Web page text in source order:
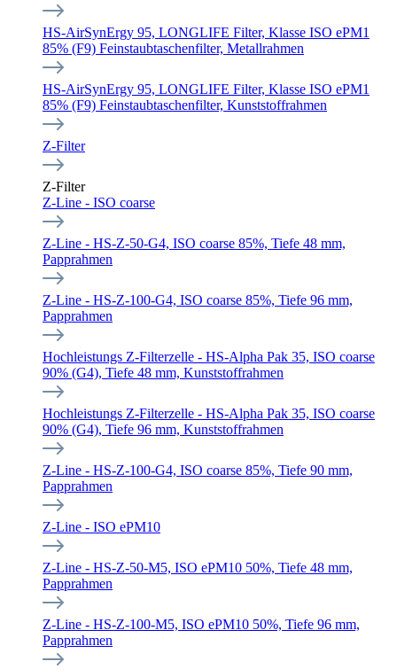
HS-AirSynErgy 95, LONGLIFE Filter, Klasse ISO ePM1
85% (F9) Feinstaubtaschenfilter, Metallrahmen
HS-AirSynErgy 95, LONGLIFE Filter, Klasse ISO ePM1
85% (F9) Feinstaubtaschenfilter, Kunststoffrahmen
Z-Filter
Z-Filter
Z-Line - ISO coarse
Z-Line - HS-Z-50-G4, ISO coarse 85%, Tiefe 48 mm,
Papprahmen
Z-Line - HS-Z-100-G4, ISO coarse 85%, Tiefe 96 mm,
Papprahmen
Hochleistungs Z-Filterzelle - HS-Alpha Pak 35, ISO coarse
90% (G4), Tiefe 48 mm, Kunststoffrahmen
Hochleistungs Z-Filterzelle - HS-Alpha Pak 35, ISO coarse
90% (G4), Tiefe 96 mm, Kunststoffrahmen
Z-Line - HS-Z-100-G4, ISO coarse 85%, Tiefe 90 mm,
Papprahmen
Z-Line - ISO ePM10
Z-Line - HS-Z-50-M5, ISO ePM10 50%, Tiefe 48 mm,
Papprahmen
Z-Line - HS-Z-100-M5, ISO ePM10 50%, Tiefe 96 mm,
Papprahmen